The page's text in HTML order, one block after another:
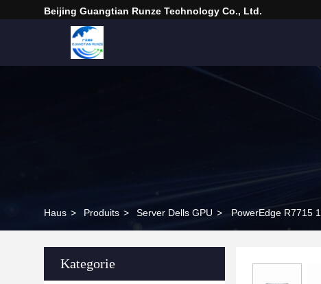
Beijing Guangtian Runze Technology Co., Ltd.
Haus > Produits > Server Dells GPU > PowerEdge R7715
Kategorie